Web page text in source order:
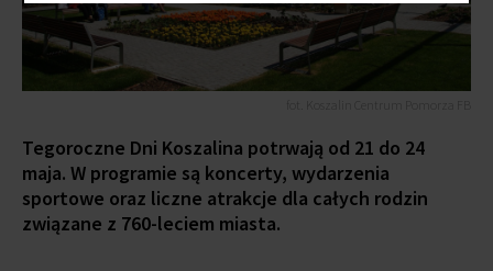
Tegoroczne Dni Koszalina potrwają od 21 do 24
maja. W programie są koncerty, wydarzenia
sportowe oraz liczne atrakcje dla całych rodzin
związane z 760-leciem miasta.